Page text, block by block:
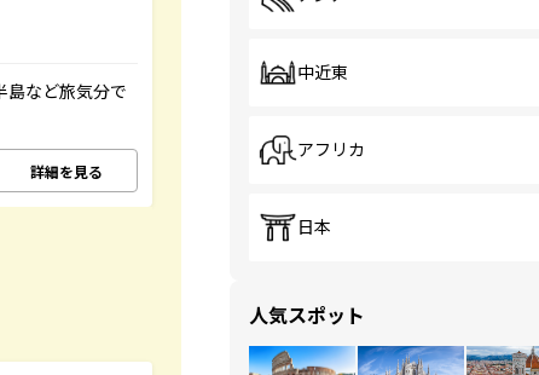
島など旅気分で
詳細を見る
中近東
アフリカ
日本
人気スポット